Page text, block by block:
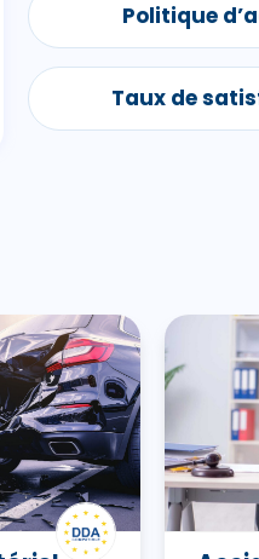
Politique
Taux de